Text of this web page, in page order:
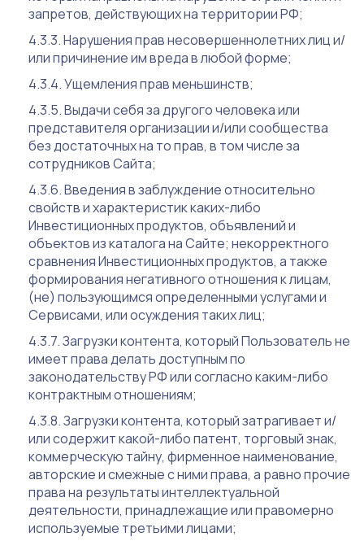
запретов, действующих на территории РФ;
Нарушения прав несовершеннолетних лиц и/
или причинение им вреда в любой форме;
Ущемления прав меньшинств;
Выдачи себя за другого человека или
представителя организации и/или сообщества
без достаточных на то прав, в том числе за
сотрудников Сайта;
Введения в заблуждение относительно
свойств и характеристик каких-либо
Инвестиционных продуктов, объявлений и
объектов из каталога на Сайте; некорректного
сравнения Инвестиционных продуктов, а также
формирования негативного отношения к лицам,
(не) пользующимся определенными услугами и
Сервисами, или осуждения таких лиц;
Загрузки контента, который Пользователь не
имеет права делать доступным по
законодательству РФ или согласно каким-либо
контрактным отношениям;
Загрузки контента, который затрагивает и/
или содержит какой-либо патент, торговый знак,
коммерческую тайну, фирменное наименование,
авторские и смежные с ними права, а равно прочие
права на результаты интеллектуальной
деятельности, принадлежащие или правомерно
используемые третьими лицами;